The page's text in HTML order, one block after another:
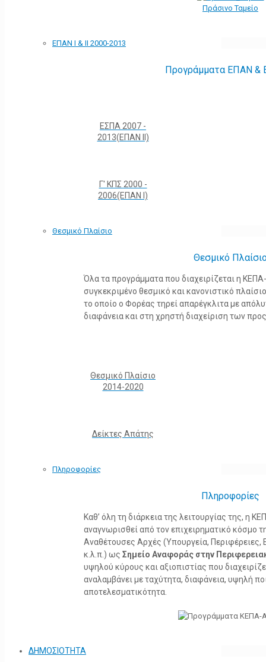
Πράσινο Ταμείο
ΕΠΑΝ Ι & ΙΙ 2000-2013
Προγράμματα ΕΠΑΝ &
ΕΣΠΑ 2007 -
2013(ΕΠΑΝ ΙΙ)
Γ' ΚΠΣ 2000 -
2006(ΕΠΑΝ Ι)
Θεσμικό Πλαίσιο
Θεσμικό
Όλα τα προγράμματα που διαχειρίζεται η
συγκεκριμένο θεσμικό και κανονιστικό
το οποίο ο Φορέας τηρεί απαρέγκλιτα με
διαφάνεια και στη χρηστή διαχείριση των
Θεσμικό Πλαίσιο
2014-2020
Δείκτες Απάτης
Πληροφορίες
Πληροφορίες
Καθ’ όλη τη διάρκεια της λειτουργίας της, η
αναγνωρισθεί από τον επιχειρηματικό κόσμο
Αναθέτουσες Αρχές (Υπουργεία, Περιφέρειες,
κ.λ.π.) ως Σημείο Αναφοράς στην
υψηλού κύρους και αξιοπιστίας που
αναλαμβάνει με ταχύτητα, διαφάνεια, υψηλή
αποτελεσματικότητα.
ΔΗΜΟΣΙΟΤΗΤΑ